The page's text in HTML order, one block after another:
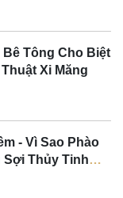
Tông Cho Biệt
Xi Măng
- Vì Sao Phào
Sợi Thủy Tinh